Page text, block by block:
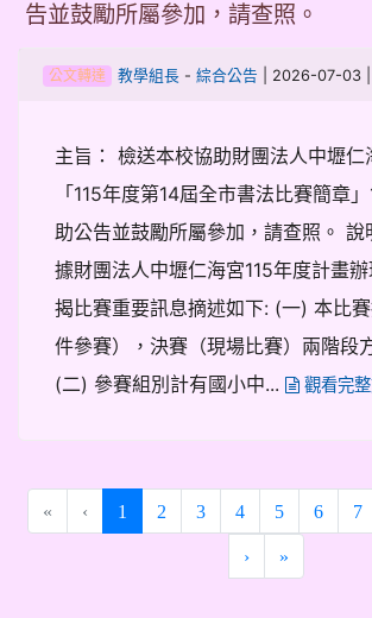
告並鼓勵所屬參加，請查照。
公文轉達 教學組長- 綜合公告 | 2026-07-03
主旨： 檢送本校協助財團法人中壢仁
「115年度第14屆全市書法比賽簡章
助公告並鼓勵所屬參加，請查照。 說
據財團法人中壢仁海宮115年度計畫
揭比賽重要訊息摘述如下: (一) 本比
件參賽），決賽（現場比賽）兩階段
(二) 參賽組別計有國小中...
觀看完
« ‹ 1 (current)
2 3 4 5 6 7
› »